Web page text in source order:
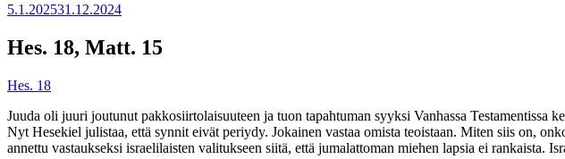
Julkaistu
5.1.202531.12.2024
Hes. 18, Matt. 15
Hes. 18
Juuda oli juuri joutunut pakkosiirtolaisuuteen ja tuon tapahtuman syyksi Vanhassa Testamentissa
Nyt Hesekiel julistaa, että synnit eivät periydy. Jokainen vastaa omista teoistaan. Miten siis on,
annettu vastaukseksi israelilaisten valitukseen siitä, että jumalattoman miehen lapsia ei rankaista.